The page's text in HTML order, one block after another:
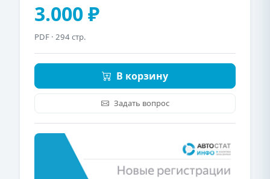
3.000 ₽
PDF · 294 стр.
В корзину
Задать вопрос